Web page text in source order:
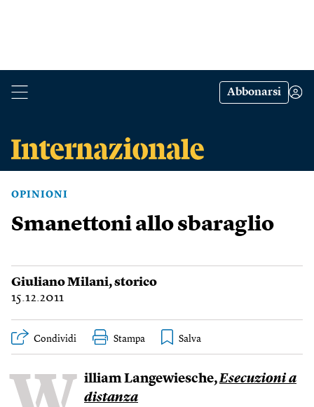
Abbonarsi
OPINIONI
Smanettoni allo sbaraglio
Giuliano Milani, storico
15.12.2011
Condividi Stampa
illiam Langewiesche,Esecuzioni a
distanza